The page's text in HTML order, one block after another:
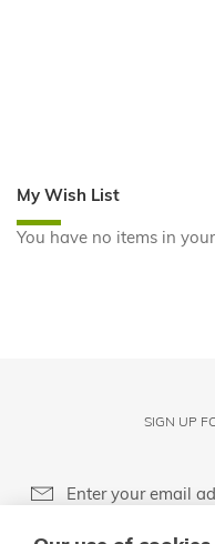
My Wish List
You have no items in
SIGN UP